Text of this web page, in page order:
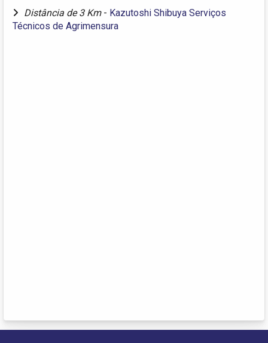
Distância de 3 Km - Kazutoshi Shibuya Serviços
Técnicos de Agrimensura